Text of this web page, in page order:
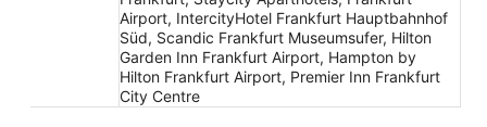
Airport, IntercityHotel Frankfurt Hauptbahnhof
Süd, Scandic Frankfurt Museumsufer, Hilton
Garden Inn Frankfurt Airport, Hampton by
Hilton Frankfurt Airport, Premier Inn Frankfurt
City Centre